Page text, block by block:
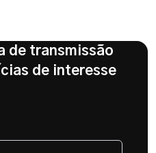
de transmissão
de interesse